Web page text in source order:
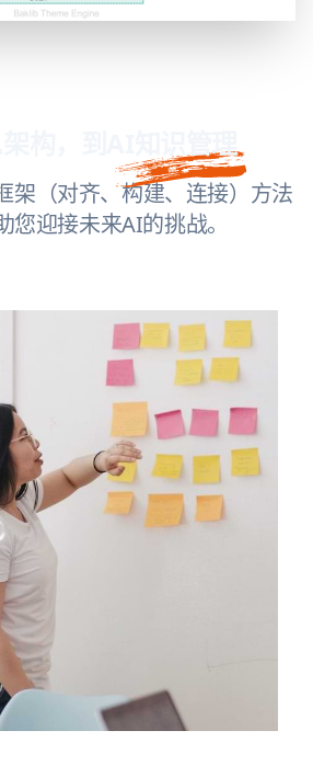
AI知识管理
架（对齐、构建、连接）方法
您迎接未来AI的挑战。